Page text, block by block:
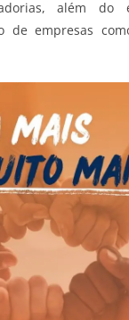
além do
de empresas